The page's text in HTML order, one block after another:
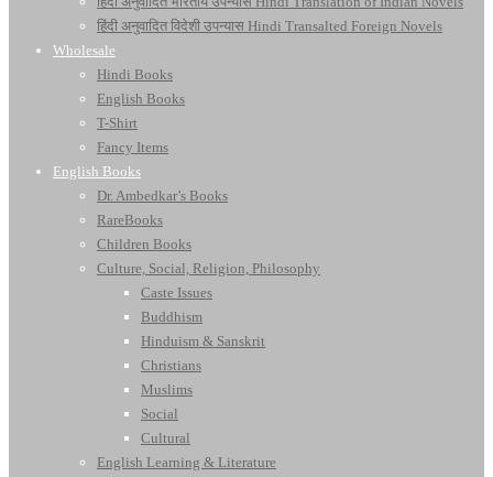
हिंदी अनुवादित विदेशी उपन्यास Hindi Transalted Foreign Novels
Wholesale
Hindi Books
English Books
T-Shirt
Fancy Items
English Books
Dr. Ambedkar’s Books
RareBooks
Children Books
Culture, Social, Religion, Philosophy
Caste Issues
Buddhism
Hinduism & Sanskrit
Christians
Muslims
Social
Cultural
English Learning & Literature